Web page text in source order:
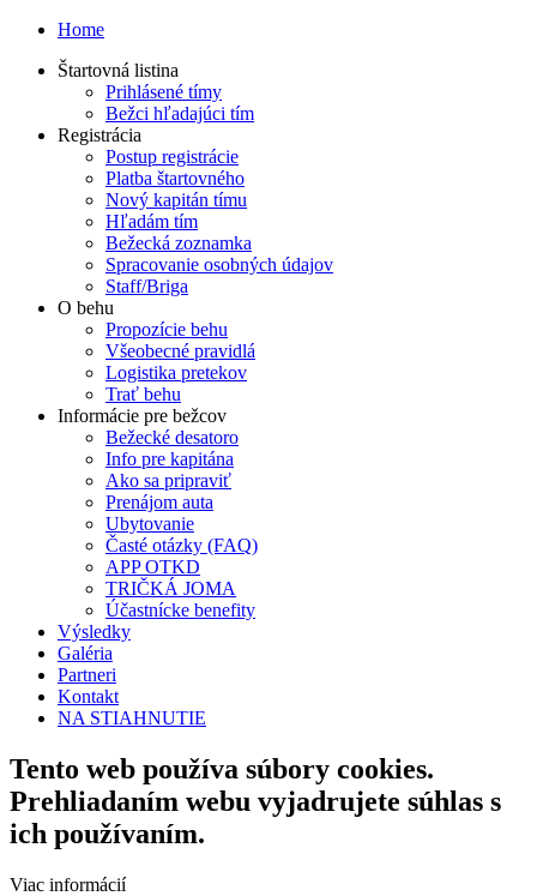
Home
Štartovná listina
Prihlásené tímy
Bežci hľadajúci tím
Registrácia
Postup registrácie
Platba štartovného
Nový kapitán tímu
Hľadám tím
Bežecká zoznamka
Spracovanie osobných údajov
Staff/Briga
O behu
Propozície behu
Všeobecné pravidlá
Logistika pretekov
Trať behu
Informácie pre bežcov
Bežecké desatoro
Info pre kapitána
Ako sa pripraviť
Prenájom auta
Ubytovanie
Časté otázky (FAQ)
APP OTKD
TRIČKÁ JOMA
Účastnícke benefity
Výsledky
Galéria
Partneri
Kontakt
NA STIAHNUTIE
Tento web používa súbory cookies.
Prehliadaním webu vyjadrujete súhlas s
ich používaním.
Viac informácií